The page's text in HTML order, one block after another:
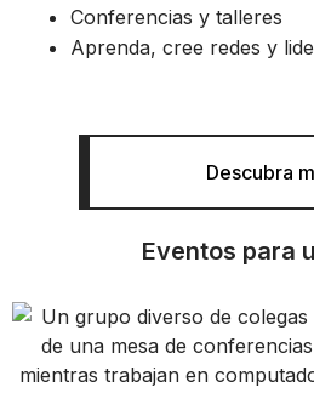
Conferencias y talleres
Aprenda, cree redes y
Descubra
Eventos para